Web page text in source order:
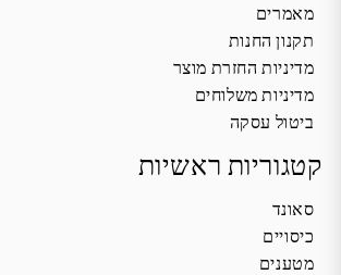
מאמרים
תקנון החנות
מדיניות החזרת מוצר
מדיניות משלוחים
ביטול עסקה
קטגוריות ראשיות
סאונד
כיסויים
מטענים